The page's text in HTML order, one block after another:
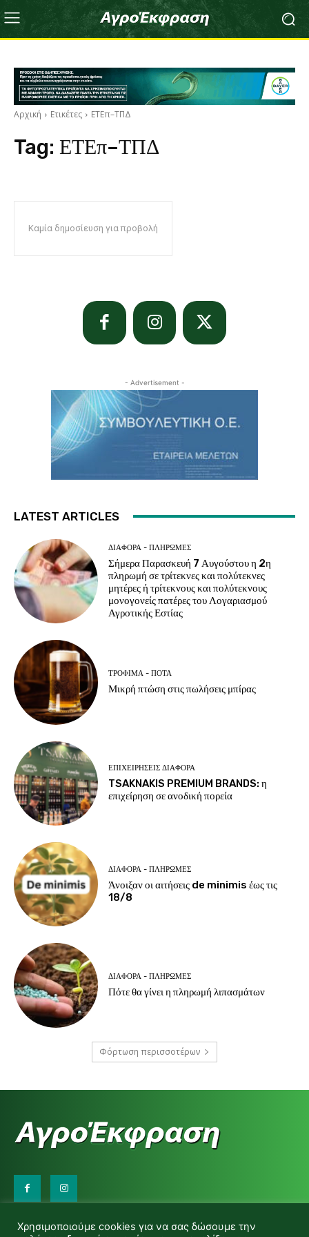
Αρχική Ετικέτες ΕΤΕπ–ΤΠΔ
Tag: ΕΤΕπ–ΤΠΔ
Καμία δημοσίευση για προβολή
- Advertisement -
LATEST ARTICLES
ΔΙΆΦΟΡΑ - ΠΛΗΡΩΜΈΣ
Σήμερα Παρασκευή 7 Αυγούστου η 2η
πληρωμή σε τρίτεκνες και πολύτεκνες
μητέρες ή τρίτεκνους και πολύτεκνους
μονογονείς πατέρες του Λογαριασμού
Αγροτικής Εστίας
ΤΡΌΦΙΜΑ - ΠΟΤΆ
Μικρή πτώση στις πωλήσεις μπίρας
ΕΠΙΧΕΙΡΉΣΕΙΣ ΔΙΆΦΟΡΑ
TSAKNAKIS PREMIUM BRANDS: η
επιχείρηση σε ανοδική πορεία
ΔΙΆΦΟΡΑ - ΠΛΗΡΩΜΈΣ
Άνοιξαν οι αιτήσεις de minimis έως τις
18/8
ΔΙΆΦΟΡΑ - ΠΛΗΡΩΜΈΣ
Πότε θα γίνει η πληρωμή λιπασμάτων
Φόρτωση περισσοτέρων
d.makas@yahoo.gr
Χρησιμοποιούμε cookies για να σας δώσουμε την